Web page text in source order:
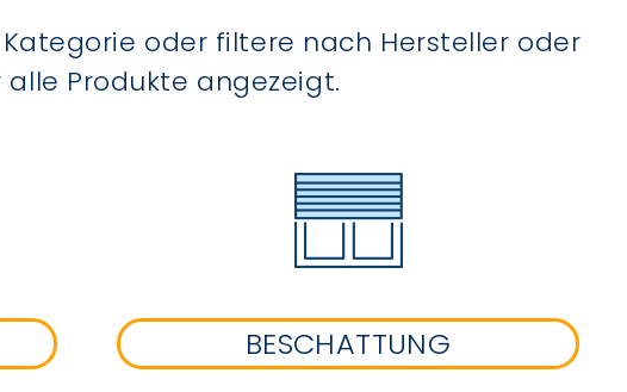
oder filtere nach Hersteller oder
alle Produkte angezeigt.
BESCHATTUNG